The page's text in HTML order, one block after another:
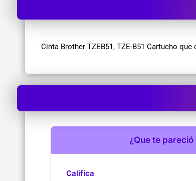
Cinta Brother TZEB51, TZE-B51 Cartucho
¿Que te
Califica